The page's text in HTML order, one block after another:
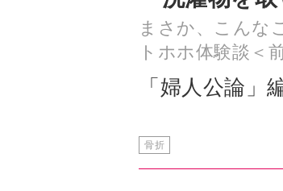
まさか、こんな
トホホ体験談＜
「婦人公論」
骨折